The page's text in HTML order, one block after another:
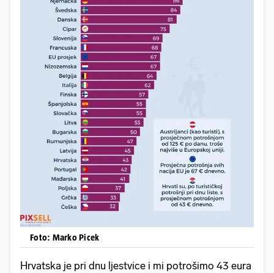
Foto: Marko Picek
Hrvatska je pri dnu ljestvice i mi potrošimo 43 eura